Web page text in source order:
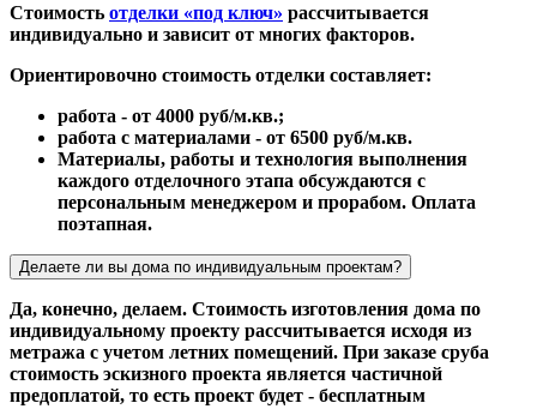
Стоимость отделки «под ключ» рассчитывается
индивидуально и зависит от многих факторов.
Ориентировочно стоимость отделки составляет:
работа - от 4000 руб/м.кв.;
работа с материалами - от 6500 руб/м.кв.
Материалы, работы и технология выполнения
каждого отделочного этапа обсуждаются с
персональным менеджером и прорабом. Оплата
поэтапная.
Делаете ли вы дома по индивидуальным проектам?
Да, конечно, делаем. Стоимость изготовления дома по
индивидуальному проекту рассчитывается исходя из
метража с учетом летних помещений. При заказе сруба
стоимость эскизного проекта является частичной
предоплатой, то есть проект будет - бесплатным